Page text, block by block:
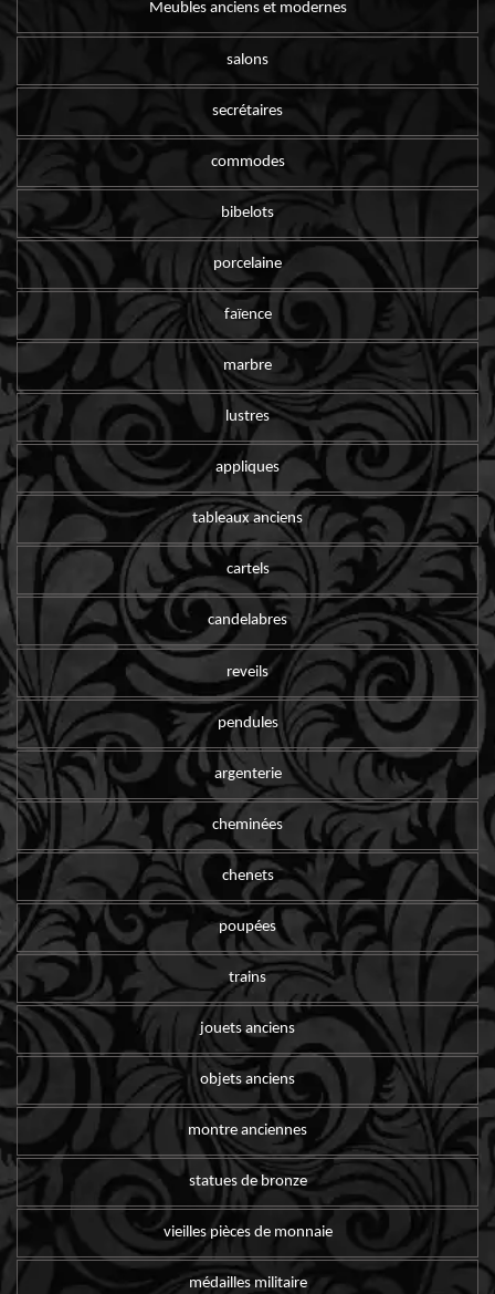
Meubles anciens et modernes
salons
secrétaires
commodes
bibelots
porcelaine
faïence
marbre
lustres
appliques
tableaux anciens
cartels
candelabres
reveils
pendules
argenterie
cheminées
chenets
poupées
trains
jouets anciens
objets anciens
montre anciennes
statues de bronze
vieilles pièces de monnaie
médailles militaire